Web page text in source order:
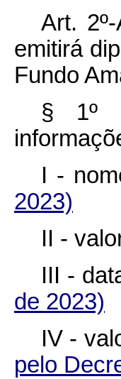
Art.
emitirá
Fundo
§ 1º
I -
2023)
II -
III -
de 2023)
IV -
pelo